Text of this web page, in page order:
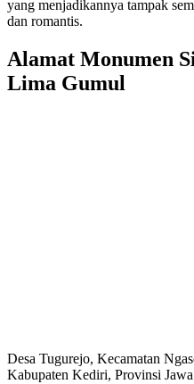
yang menjadikannya tampak
dan romantis.
Alamat Monumen
Lima Gumul
Desa Tugurejo, Kecamatan
Kabupaten Kediri, Provinsi